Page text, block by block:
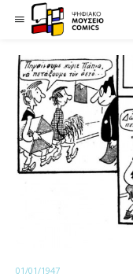
01/01/1947